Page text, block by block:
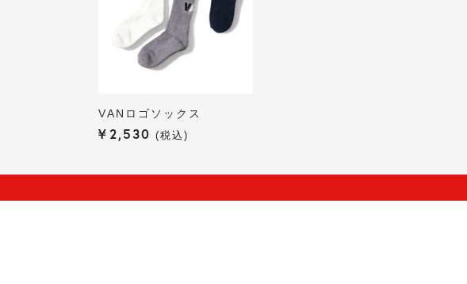
VANロゴソックス
¥2,530 税込